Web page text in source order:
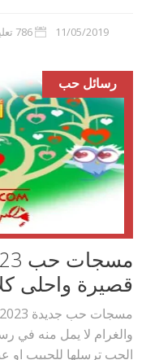
11/05/2019 786 تعليق
رسائل حب
قصيرة واحلى
والغرام لا يمل منه
الحب ترسلها للحبيب او